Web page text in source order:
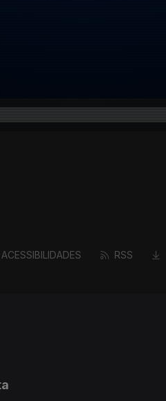
ACESSIBILIDADES RSS